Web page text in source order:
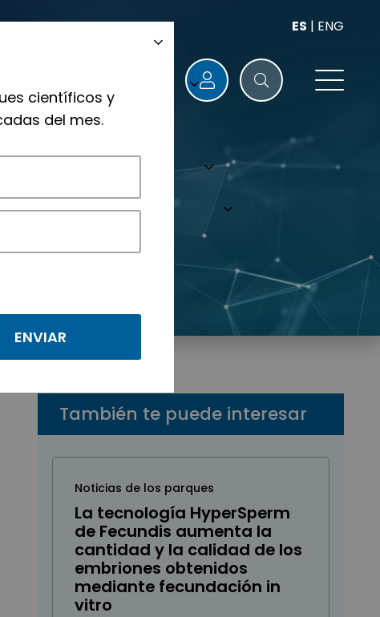
ES | ENG
También te puede interesar
Noticias de los parques
La tecnología HyperSperm
de Fecundis aumenta la
cantidad y la calidad de los
embriones obtenidos
mediante fecundación in
vitro
científicos y
del mes.